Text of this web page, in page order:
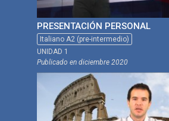
PRESENTACIÓN PERSONAL
Italiano A2 (pre-intermedio)
UNIDAD 1
Publicado endiciembre 2020